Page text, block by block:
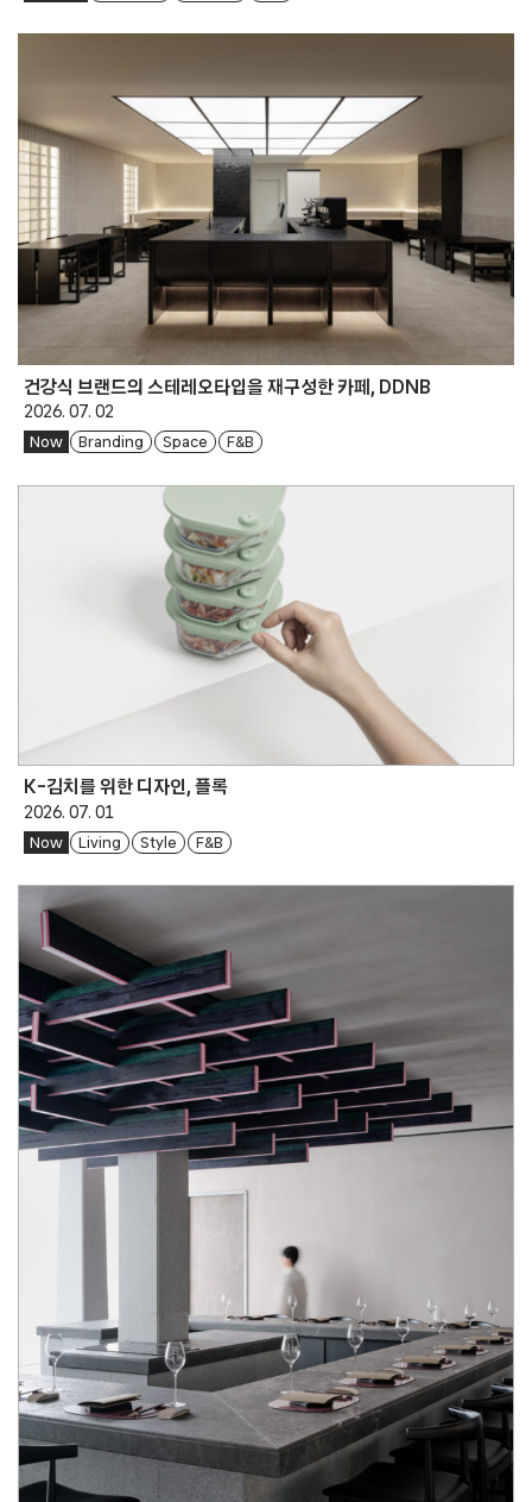
건강식 브랜드의 스테레오타입을 재구성한 카페, DDNB
2026. 07. 02
Now Branding Space F&B
K-김치를 위한 디자인, 플록
2026. 07. 01
Now Living Style F&B